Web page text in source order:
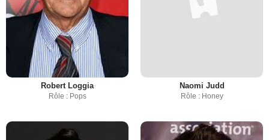
Robert Loggia
Rôle : Pops
Naomi Judd
Rôle : Honey